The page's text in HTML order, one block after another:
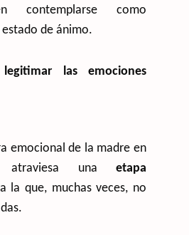
contemplarse como
de ánimo.
las emociones
emocional de la madre en
atraviesa una etapa
la que, muchas veces, no